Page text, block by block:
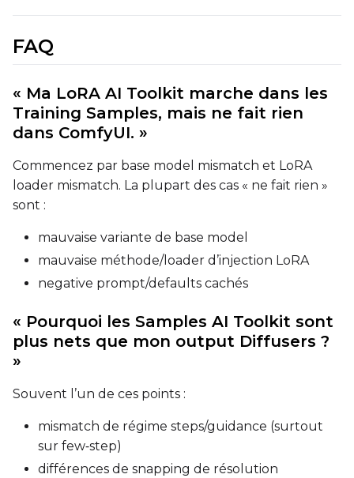
FAQ
« Ma LoRA AI Toolkit marche dans les
Training Samples, mais ne fait rien
dans ComfyUI. »
Commencez par base model mismatch et LoRA
loader mismatch. La plupart des cas « ne fait rien »
sont :
mauvaise variante de base model
mauvaise méthode/loader d’injection LoRA
negative prompt/defaults cachés
« Pourquoi les Samples AI Toolkit sont
plus nets que mon output Diffusers ?
»
Souvent l’un de ces points :
mismatch de régime steps/guidance (surtout
sur few‑step)
différences de snapping de résolution